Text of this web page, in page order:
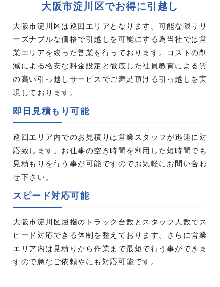
大阪市淀川区でお得に引越し
大阪市淀川区は巡回エリアとなります。可能な限りリ
ーズナブルな価格で引越しを可能にする為当社では営
業エリアを絞った営業を行っております。コストの削
減による格安な料金設定と徹底した社員教育による質
の高い引っ越しサービスでご満足頂ける引っ越しを実
現しております。
即日見積もり可能
巡回エリア内でのお見積りは営業スタッフが迅速に対
応致します。お仕事の空き時間を利用した短時間でも
見積もりを行う事が可能ですのでお気軽にお問い合わ
せ下さい。
スピード対応可能
大阪市淀川区屈指のトラック台数とスタッフ人数でス
ピード対応できる体制を整えております。さらに営業
エリア内は見積りから作業まで最短で行う事ができま
すので急なご依頼やにも対応可能です。